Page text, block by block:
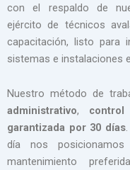
con el respaldo de
ejército de técnicos
capacitación, listo para
sistemas e instalaciones
Nuestro método de
administrativo,
garantizada por 30 días
día nos
mantenimiento